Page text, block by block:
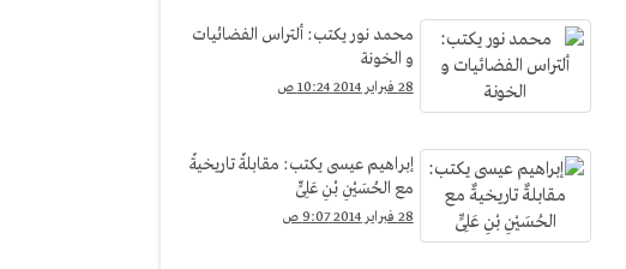
محمد نور يكتب: ألتراس الفضائيات
و الخونة
28 فبراير 2014 10:24 ص
إبراهيم عيسى يكتب: مقابلةٌ تاريخيةٌ
مع الحُسَيْنِ بْنِ عَلِىٍّ
28 فبراير 2014 9:07 ص